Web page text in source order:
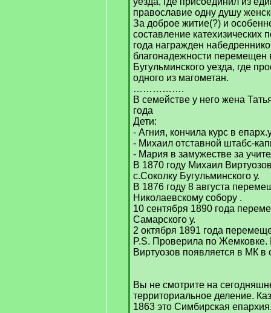
православие одну душу
За доброе житие(?) и
составление катехизических
года награжден
благонадежности перемещен
Бугульминского уезда, где
одного из магометан.
…………….
В семействе у него жена
года
Дети:
- Агния, кончила курс в
- Михаил отставной штабс-
- Мария в замужестве за
В 1870 году Михаил
с.Соколку Бугульминского у.
В 1876 году 8 августа
Николаевскому собору .
10 сентября 1890 года
Самарского у.
2 октября 1891 года
P.S. Проверила по
Виртуозов появляется в МК в
Вы не смотрите на
территориальное деление.
1863 это Симбирская